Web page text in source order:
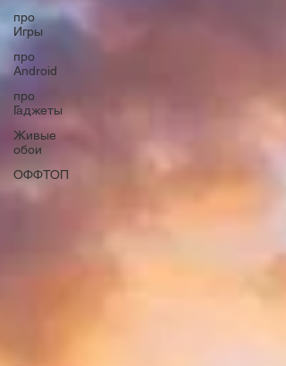
про
Игры
про
Android
про
Гаджеты
Живые
обои
ОФФТОП